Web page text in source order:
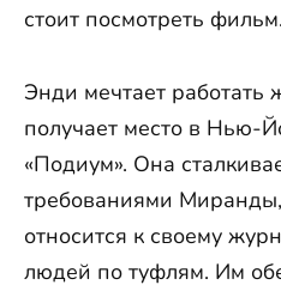
стоит посмотреть фильм.
Энди мечтает работать
получает место в Нью-
«Подиум». Она
требованиями
относится к своему
людей по туфлям. Им